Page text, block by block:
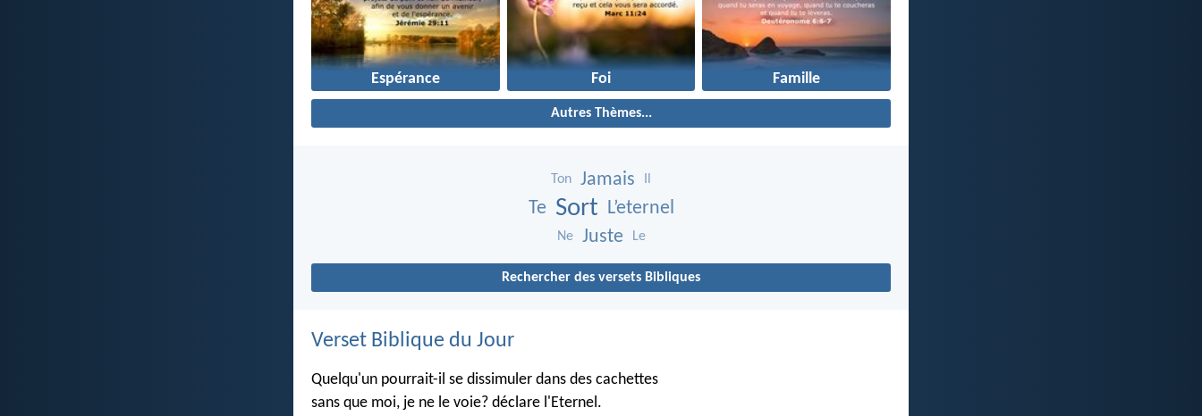
Espérance Foi Famille
Autres Thèmes...
Ton Jamais
Te Sort L’eternel
Ne Juste Le
Rechercher des versets Bibliques
Verset Biblique du Jour
Quelqu'un pourrait-il se dissimuler dans des cachettes
sans que moi, je ne le voie? déclare l'Eternel.